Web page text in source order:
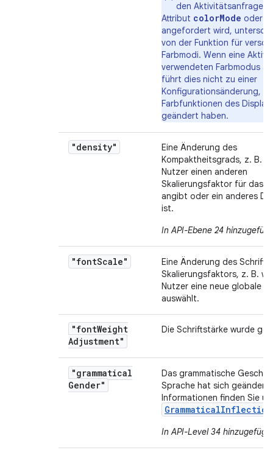
den Aktivitätsanfragen
Attribut colorMode oder
angefordert wird,
von der Funktion für
Farbmodi. Wenn eine
verwendeten Farbmodus
führt dies nicht zu einer
Konfigurationsänderung,
Farbfunktionen des
geändert haben.
"density"
Eine Änderung des
Kompaktheitsgrads, z. B.
Nutzer einen anderen
Skalierungsfaktor für das
angibt oder ein anderes
ist.
In API-Ebene 24 hinzugefügt
"fontScale"
Eine Änderung des
Skalierungsfaktors, z. B.
Nutzer eine neue globale
auswählt.
"fontWeight
Adjustment"
Die Schriftstärke wurde
"grammatical
Gender"
Das grammatische
Sprache hat sich
Informationen finden Sie
In API-Level 34 hinzugefügt